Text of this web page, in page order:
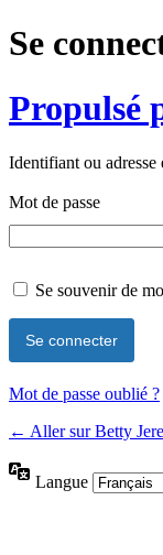
Se
Propulsé
Identifiant ou adresse
Mot de passe
Se souvenir de
Mot de passe oublié ?
← Aller sur Betty
Langue